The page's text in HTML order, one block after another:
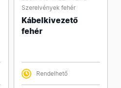
Szerelvények fehér
Kábelkivezető
fehér
Rendelhető